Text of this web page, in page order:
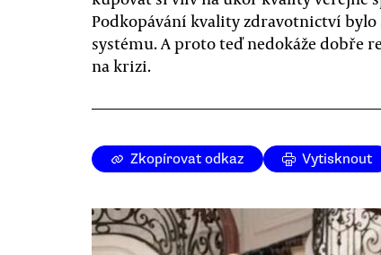
Podkopávání kvality zdravotnictví bylo
systému. A proto teď nedokáže dobře
na krizi.
Zkopírovat odkaz Vytisknout